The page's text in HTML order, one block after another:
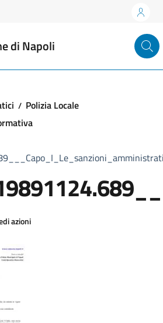
di Napoli
Polizia Locale
azioni